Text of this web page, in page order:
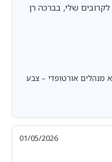
שלי, בברכה רן
מנהלים אורטופדי – צבע
01/05/2026